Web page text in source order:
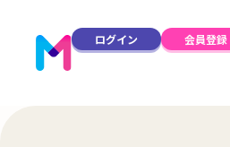
ログイン 会員登録